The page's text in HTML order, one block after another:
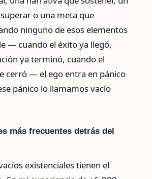
o una meta que
ninguno de esos elementos
— cuando el éxito ya llegó,
ya terminó, cuando el
cerró — el ego entra en pánico
pánico lo llamamos vacío
más frecuentes detrás del
existenciales tienen el